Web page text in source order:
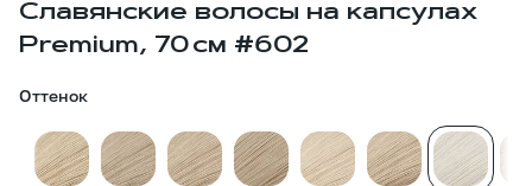
Славянские волосы на капсулах
Premium, 70 см #602
Оттенок